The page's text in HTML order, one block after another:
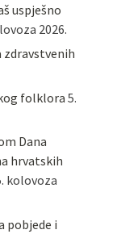
uspješno
2026.
zdravstvenih
folklora 5.
Dana
hrvatskih
kolovoza
pobjede i